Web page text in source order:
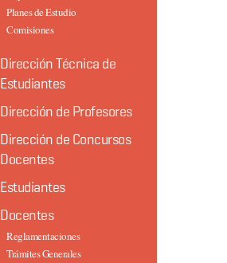
Planes de Estudio
Comisiones
Dirección Técnica de
Estudiantes
Dirección de Profesores
Dirección de Concursos
Docentes
Estudiantes
Docentes
Reglamentaciones
Trámites Generales